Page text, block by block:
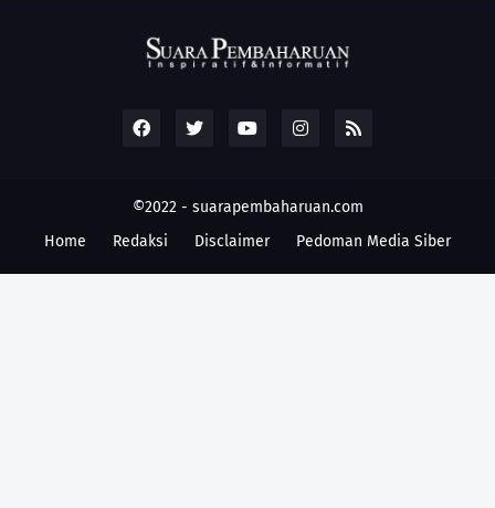
©2022 - suarapembaharuan.com
Home
Redaksi Disclaimer Pedoman Media Siber